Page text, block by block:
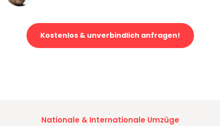
Kostenlos & unverbindlich anfragen!
Nationale & Internationale Umzüge